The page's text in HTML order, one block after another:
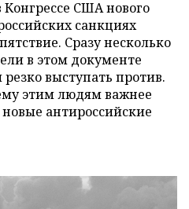
США нового
санкциях
Сразу несколько
в этом документе
выступать против.
этим людям важнее
антироссийские